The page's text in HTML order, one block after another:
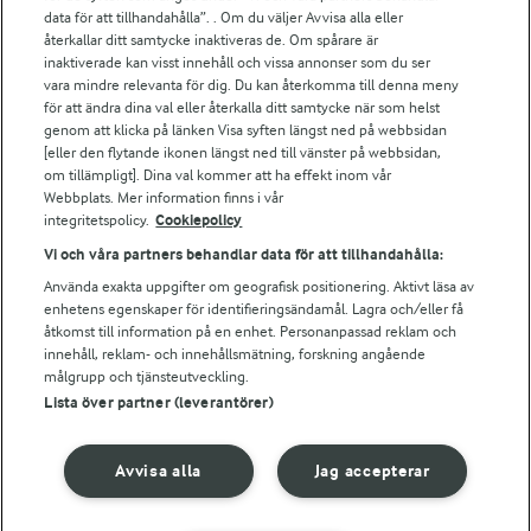
För ägare
Arlas kundportal
Arla.com
Falbygdens Ost
Arla webbshop
Bildbank
Följ oss
© 2026 Arla Foods
data för att tillhandahålla”. . Om du väljer Avvisa alla eller
återkallar ditt samtycke inaktiveras de. Om spårare är
inaktiverade kan visst innehåll och vissa annonser som du ser
vara mindre relevanta för dig. Du kan återkomma till denna meny
för att ändra dina val eller återkalla ditt samtycke när som helst
genom att klicka på länken Visa syften längst ned på webbsidan
[eller den flytande ikonen längst ned till vänster på webbsidan,
om tillämpligt]. Dina val kommer att ha effekt inom vår
Webbplats. Mer information finns i vår
integritetspolicy. Cookiepolicy
Vi och våra partners behandlar data för att tillhandahålla:
Använda exakta uppgifter om geografisk positionering. Aktivt läsa av
enhetens egenskaper för identifieringsändamål. Lagra och/eller få
åtkomst till information på en enhet. Personanpassad reklam och
innehåll, reklam- och innehållsmätning, forskning angående
målgrupp och tjänsteutveckling.
Lista över partner (leverantörer)
Jag accepterar
Avvisa alla